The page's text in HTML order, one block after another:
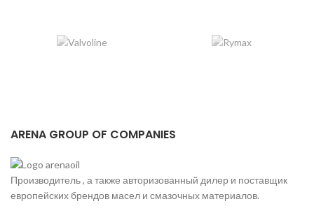
ARENA GROUP OF COMPANIES
Производитель , а также авторизованный дилер и поставщик
европейских брендов масел и смазочных материалов.